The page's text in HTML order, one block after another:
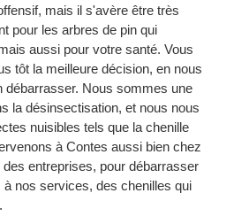
mais il s'avère être très
pour les arbres de pin qui
aussi pour votre santé. Vous
tôt la meilleure décision, en nous
débarrasser. Nous sommes une
la désinsectisation, et nous nous
nuisibles tels que la chenille
à Contes aussi bien chez
entreprises, pour débarrasser
nos services, des chenilles qui